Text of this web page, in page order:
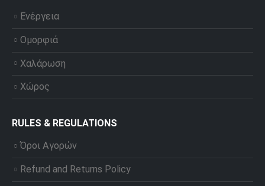
Ενέργεια
Ομορφιά
Χαλάρωση
Χώρος
RULES & REGULATIONS
Όροι Αγορών
Refund and Returns Policy